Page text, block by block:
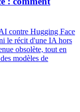
contre Hugging Face
le récit d'une IA hors
obsolète, tout en
modèles de